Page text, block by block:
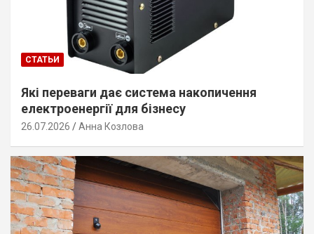
СТАТЬИ
Які переваги дає система накопичення
електроенергії для бізнесу
26.07.2026 Анна Козлова